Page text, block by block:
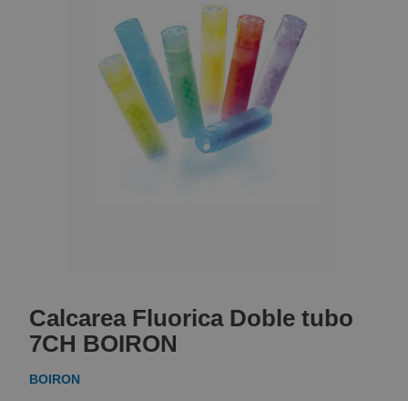
the
beginning
of
the
Calcarea Fluorica Doble tubo
7CH BOIRON
BOIRON